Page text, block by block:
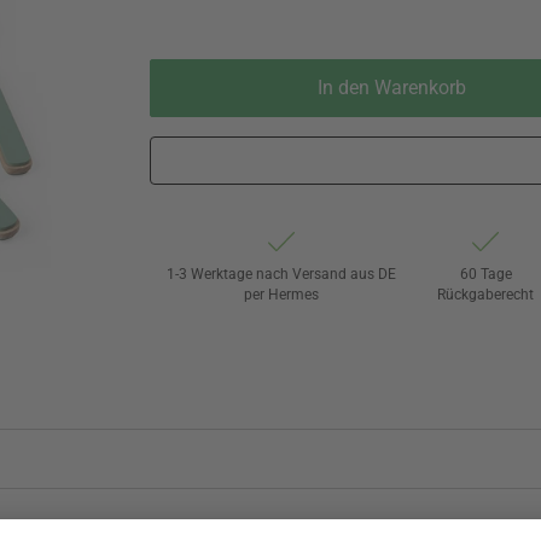
In den Warenkorb
1-3 Werktage nach Versand aus DE
per Hermes
60 Tage
Rückgaberecht